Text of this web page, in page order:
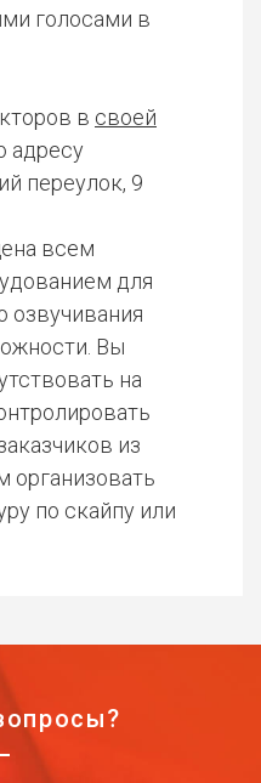
голосами в
в своей
адресу
переулок, 9
всем
для
озвучивания
Вы
на
из
по скайпу или